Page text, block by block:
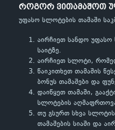
როგორ ვითამაშოთ
უფასო სლოტების თამაში
აირჩიეთ სანდო
საიტზე.
აირჩიეთ სლოტი,
წაიკითხეთ თამაშის
ბონუს თამაშები და
დაიწყეთ თამაში,
სლოტების
თუ გსურთ სხვა
თამაშების სიაში და